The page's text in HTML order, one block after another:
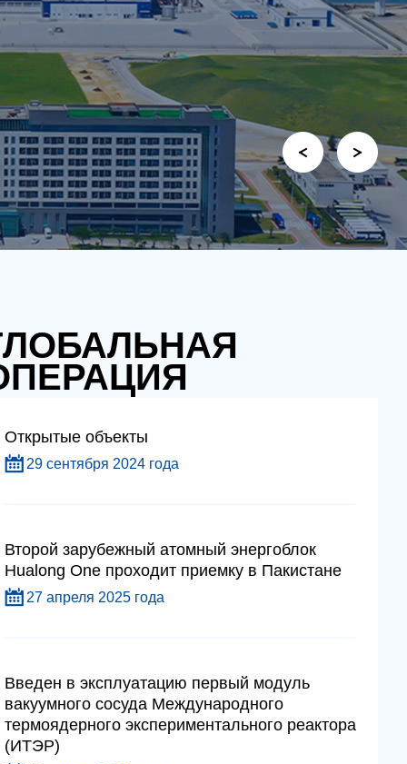
Открытые объекты
29 сентября 2024 года
Второй зарубежный атомный энергоблок
Hualong One проходит приемку в Пакистане
27 апреля 2025 года
Введен в эксплуатацию первый модуль
вакуумного сосуда Международного
термоядерного экспериментального реактора
(ИТЭР)